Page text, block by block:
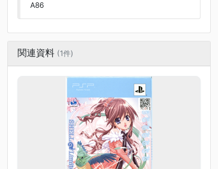
A86
関連資料 (1件)